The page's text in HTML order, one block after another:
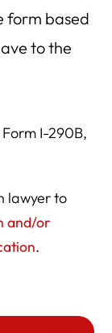
form based
to the
I-290B,
lawyer to
and/or
.